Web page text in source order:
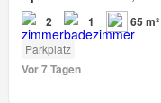
2 1 65 m²
Parkplatz
Vor 7 Tagen